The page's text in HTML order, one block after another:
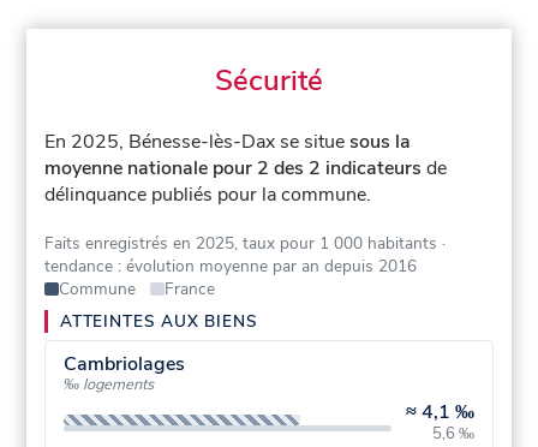
Sécurité
En 2025, Bénesse-lès-Dax se situesous la
moyenne nationale pour 2 des 2 indicateurs de
délinquance publiés pour la commune.
Faits enregistrés en 2025, taux pour 1 000 habitants ·
tendance : évolution moyenne par an depuis 2016
Commune
France
ATTEINTES AUX BIENS
Cambriolages
‰ logements
≈4,1 ‰
5,6 ‰